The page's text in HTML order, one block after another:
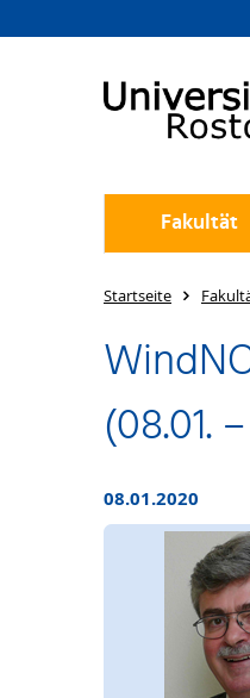
Fakultät
Startseite
(08.01.
08.01.2020